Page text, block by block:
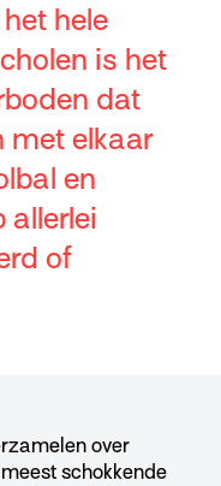
hele
is het
dat
met elkaar
en
allerlei
of
over
schokkende